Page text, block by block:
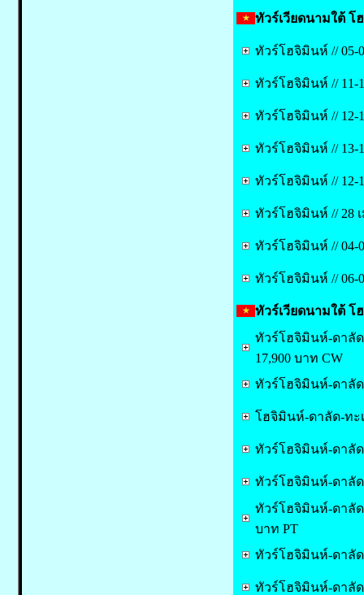
ทัวร์เวียดนามใต้ โ
ทัวร์โฮจิมินห์ // 05-
ทัวร์โฮจิมินห์ // 11-
ทัวร์โฮจิมินห์ // 12-
ทัวร์โฮจิมินห์ // 13-
ทัวร์โฮจิมินห์ // 12-
ทัวร์โฮจิมินห์ // 28 เ
ทัวร์โฮจิมินห์ // 04-
ทัวร์โฮจิมินห์ // 06-
ทัวร์เวียดนามใต้ โ
ทัวร์โฮจิมินห์-ดาลัด-
17,900 บาท CW
ทัวร์โฮจิมินห์-ดาลัด-
โฮจิมินห์-ดาลัด-ทะเ
ทัวร์โฮจิมินห์-ดาลัด-
ทัวร์โฮจิมินห์-ดาลัด-
ทัวร์โฮจิมินห์-ดาลัด-
บาท PT
ทัวร์โฮจิมินห์-ดาลัด-
ทัวร์โฮจิมินห์-ดาลัด